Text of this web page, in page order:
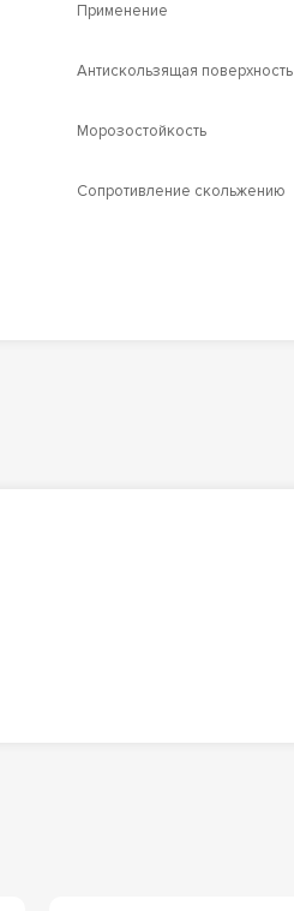
Применение
Антискользящая поверхность
Морозостойкость
Сопротивление скольжению